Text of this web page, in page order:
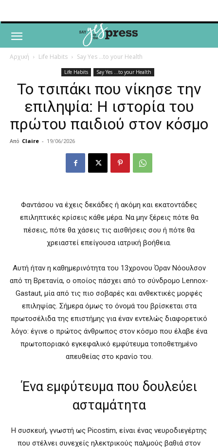
Αρχική Life Habits Say Yes ...to your Health
Life Habits Say Yes ...to your Health
Το τσιπάκι που νίκησε την
επιληψία: Η ιστορία του
πρώτου παιδιού στον κόσμο
Από Claire - 19/06/2026
Φαντάσου να έχεις δεκάδες ή ακόμη και εκατοντάδες
επιληπτικές κρίσεις κάθε μέρα. Να μην ξέρεις πότε θα
πέσεις, πότε θα χάσεις τις αισθήσεις σου ή πότε θα
χρειαστεί επείγουσα ιατρική βοήθεια.
Αυτή ήταν η καθημερινότητα του 13χρονου Όραν Νόουλσον
από τη Βρετανία, ο οποίος πάσχει από το σύνδρομο Lennox-
Gastaut, μία από τις πιο σοβαρές και ανθεκτικές μορφές
επιληψίας. Σήμερα όμως το όνομά του βρίσκεται στα
πρωτοσέλιδα της επιστήμης για έναν εντελώς διαφορετικό
λόγο: έγινε ο πρώτος άνθρωπος στον κόσμο που έλαβε ένα
πρωτοποριακό εγκεφαλικό εμφύτευμα τοποθετημένο
απευθείας στο κρανίο του.
Ένα εμφύτευμα που δουλεύει
ασταμάτητα
Η συσκευή, γνωστή ως Picostim, είναι ένας νευροδιεγέρτης
που στέλνει συνεχείς ηλεκτρικούς παλμούς βαθιά στον